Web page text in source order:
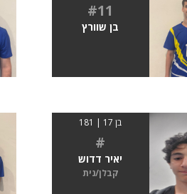
#11
בן שוורץ
בן 17 | 181
#
יאיר דדוש
קבלן/נית